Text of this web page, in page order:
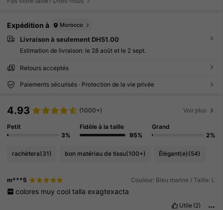
Expédition à Morocco
Livraison à seulement DH51.00
Estimation de livraison: le 28 août et le 2 sept.
Retours acceptés
Paiements sécurisés · Protection de la vie privée
4.93 (1000+) Voir plus
Petit
3%
Fidèle à la taille
95%
Grand
2%
rachètera(31) bon matériau de tissu(100+) Élégant(e)(54)
m***5 Couleur: Bleu marine / Taille: L
colores muy cool talla exagtexacta
Utile (2)